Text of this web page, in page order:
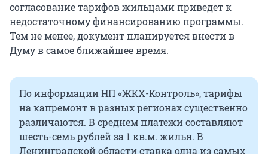
согласование тарифов жильцами приведет к
недостаточному финансированию программы.
Тем не менее, документ планируется внести в
Думу в самое ближайшее время.
По информации НП «ЖКХ-Контроль», тарифы
на капремонт в разных регионах существенно
различаются. В среднем платежи составляют
шесть-семь рублей за 1 кв.м. жилья. В
Ленинградской области ставка одна из самых